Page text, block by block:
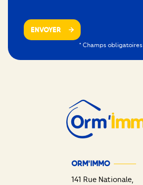
ENVOYER
* Champs obligatoires
ORM'IMMO
141 Rue Nationale,